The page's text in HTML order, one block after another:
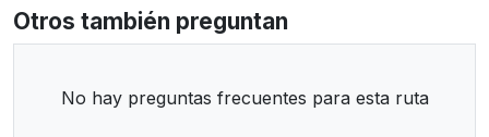
Otros también preguntan
No hay preguntas frecuentes para esta ruta